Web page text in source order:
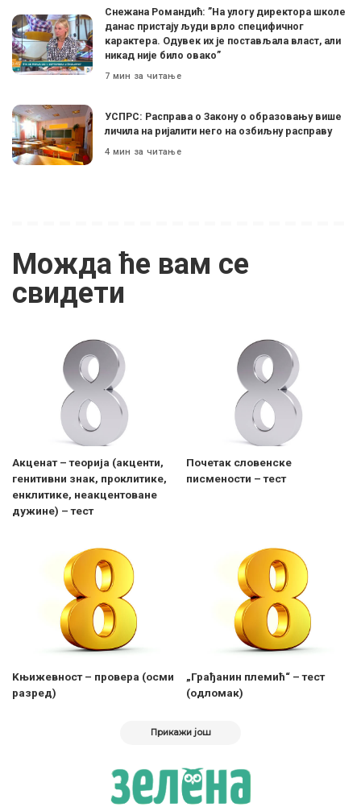
Снежана Романдић: ”На улогу директора школе
данас пристају људи врло специфичног
карактера. Одувек их је постављала власт, али
никад није било овако”
7 мин за читање
УСПРС: Расправа о Закону о образовању више
личила на ријалити него на озбиљну расправу
4 мин за читање
Можда ће вам се
свидети
Акценат – теорија (акценти,
генитивни знак, проклитике,
енклитике, неакцентоване
дужине) – тест
Почетак словенске
писмености – тест
Kњижевност – провера (осми
разред)
„Грађанин племић“ – тест
(одломак)
Прикажи још